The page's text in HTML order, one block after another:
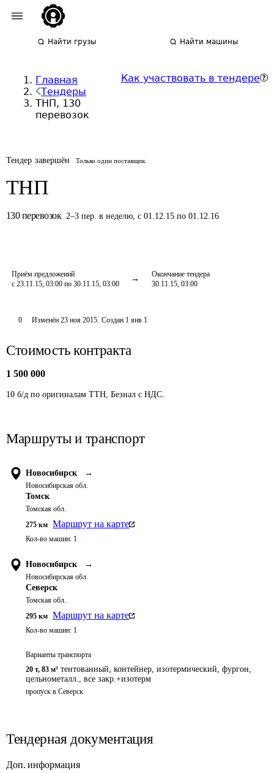
Найти грузы Найти машины
Главная
Тендеры
ТНП, 130
перевозок
Как участвовать в тендере
Тендер завершён Только один поставщик
ТНП
130 перевозок 2–3 пер. в неделю,с 01.12.15 по 01.12.16
Приём предложений
с 23.11.15, 03:00 по 30.11.15, 03:00
Окончание тендера
30.11.15, 03:00
0 Изменён 23 ноя 2015. Создан 1 янв 1
Стоимость контракта
1 500 000
10 б/д по оригиналам ТТН, Безнал с НДС.
Маршруты и транспорт
Новосибирск →
Новосибирская обл.
Томск
Томская обл.
275 км Маршрут на карте
Кол-во машин: 1
Новосибирск →
Новосибирская обл.
Северск
Томская обл.
295 км Маршрут на карте
Кол-во машин: 1
Варианты транспорта
20 т, 83 м³ тентованный, контейнер, изотермический, фургон,
цельнометалл., все закр.+изотерм
пропуск в Северск
Тендерная документация
Доп. информация